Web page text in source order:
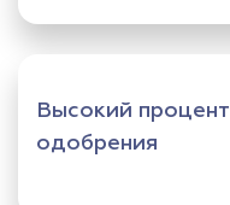
Высокий процент
одобрения